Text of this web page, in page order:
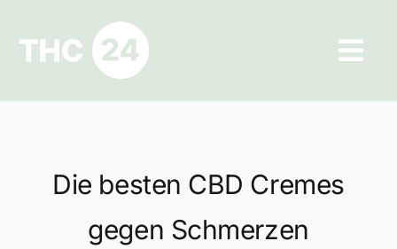
springen
Ratgeber
Datenschutz
Die besten CBD Cremes
gegen Schmerzen